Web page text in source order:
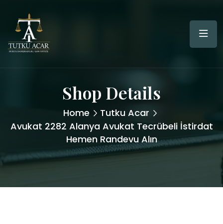
Shop Details
Home
Tutku Acar
Avukat 2282 Alanya Avukat Tecrübeli İstirdat
Hemen Randevu Alın